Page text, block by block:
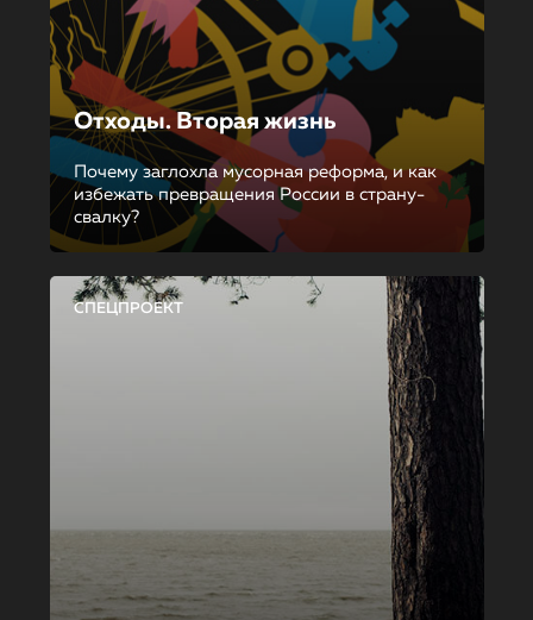
Отходы. Вторая жизнь
Почему заглохла мусорная реформа, и как
избежать превращения России в страну-
свалку?
СПЕЦПРОЕКТ